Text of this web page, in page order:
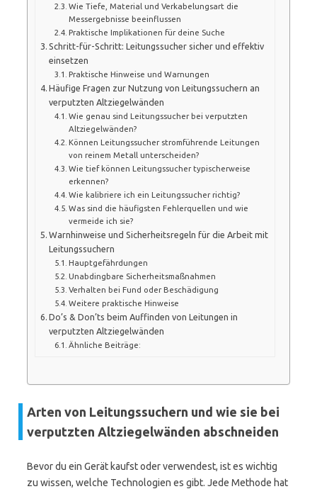
Wie Tiefe, Material und Verkabelungsart die
Messergebnisse beeinflussen
Praktische Implikationen für deine Suche
Schritt-für-Schritt: Leitungssucher sicher und effektiv
einsetzen
Praktische Hinweise und Warnungen
Häufige Fragen zur Nutzung von Leitungssuchern an
verputzten Altziegelwänden
Wie genau sind Leitungssucher bei verputzten
Altziegelwänden?
Können Leitungssucher stromführende Leitungen
von reinem Metall unterscheiden?
Wie tief können Leitungssucher typischerweise
erkennen?
Wie kalibriere ich ein Leitungssucher richtig?
Was sind die häufigsten Fehlerquellen und wie
vermeide ich sie?
Warnhinweise und Sicherheitsregeln für die Arbeit mit
Leitungssuchern
Hauptgefährdungen
Unabdingbare Sicherheitsmaßnahmen
Verhalten bei Fund oder Beschädigung
Weitere praktische Hinweise
Do’s & Don’ts beim Auffinden von Leitungen in
verputzten Altziegelwänden
Ähnliche Beiträge:
Arten von Leitungssuchern und wie sie bei
verputzten Altziegelwänden abschneiden
Bevor du ein Gerät kaufst oder verwendest, ist es wichtig
zu wissen, welche Technologien es gibt. Jede Methode hat